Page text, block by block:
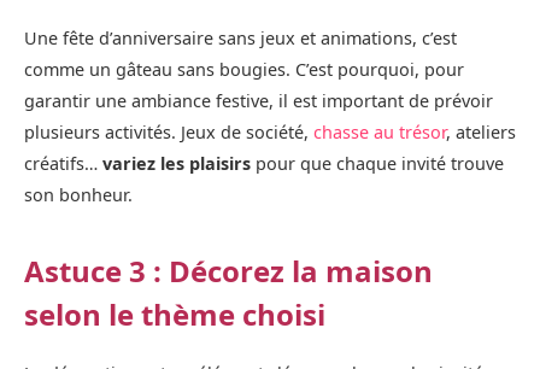
Une fête d’anniversaire sans jeux et animations, c’est
comme un gâteau sans bougies. C’est pourquoi, pour
garantir une ambiance festive, il est important de prévoir
plusieurs activités. Jeux de société, chasse au trésor, ateliers
créatifs… variez les plaisirs pour que chaque invité trouve
son bonheur.
Astuce 3 : Décorez la maison
selon le thème choisi